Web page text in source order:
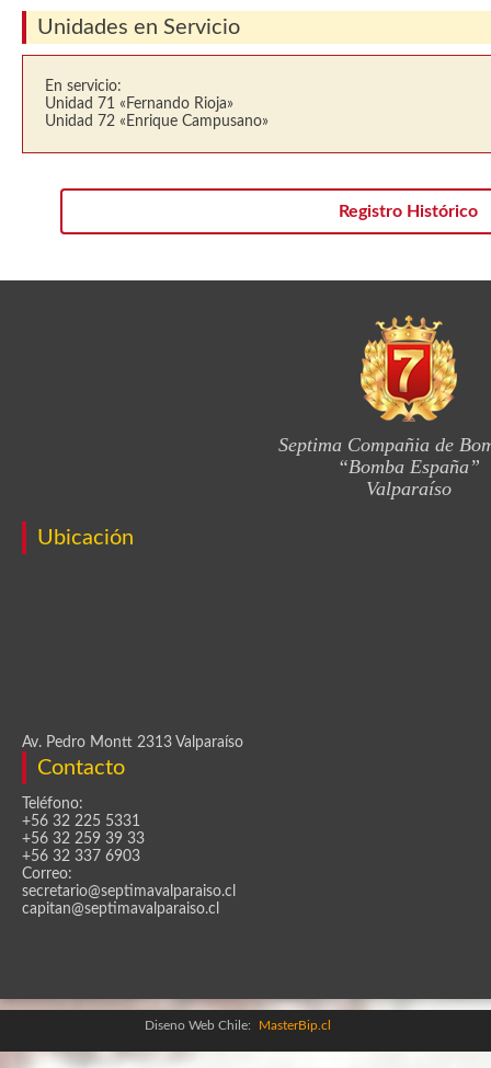
Unidades en Servicio
En servicio:
Unidad 71 «Fernando Rioja»
Unidad 72 «Enrique Campusano»
Registro Histórico
Septima Compañia de
“Bomba España”
Valparaíso
Ubicación
Av. Pedro Montt 2313 Valparaíso
Contacto
Teléfono:
+56 32 225 5331
+56 32 259 39 33
+56 32 337 6903
Correo:
secretario@septimavalparaiso.cl
capitan@septimavalparaiso.cl
Diseno Web Chile: MasterBip.cl